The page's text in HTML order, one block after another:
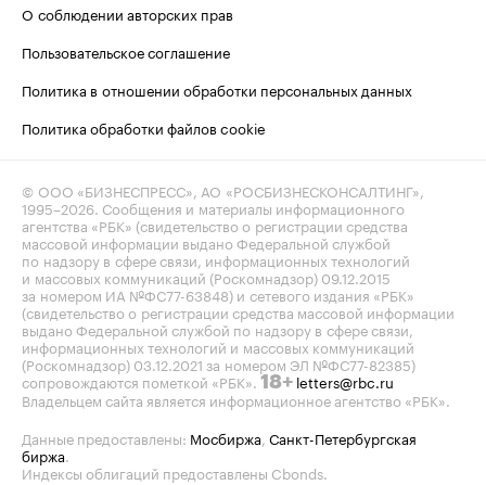
О соблюдении авторских прав
Пользовательское соглашение
Политика в отношении обработки персональных данных
Политика обработки файлов cookie
© ООО «БИЗНЕСПРЕСС», АО «РОСБИЗНЕСКОНСАЛТИНГ»,
1995–2026 . Сообщения и материалы информационного
агентства «РБК» (свидетельство о регистрации средства
массовой информации выдано Федеральной службой
по надзору в сфере связи, информационных технологий
и массовых коммуникаций (Роскомнадзор) 09.12.2015
за номером ИА №ФС77-63848) и сетевого издания «РБК»
(свидетельство о регистрации средства массовой информации
выдано Федеральной службой по надзору в сфере связи,
информационных технологий и массовых коммуникаций
(Роскомнадзор) 03.12.2021 за номером ЭЛ №ФС77-82385)
сопровождаются пометкой «РБК». 18+ letters@rbc.ru
Владельцем сайта является информационное агентство «РБК».
Данные предоставлены: Мосбиржа Санкт-Петербургская
биржа
Индексы облигаций предоставлены Cbonds.